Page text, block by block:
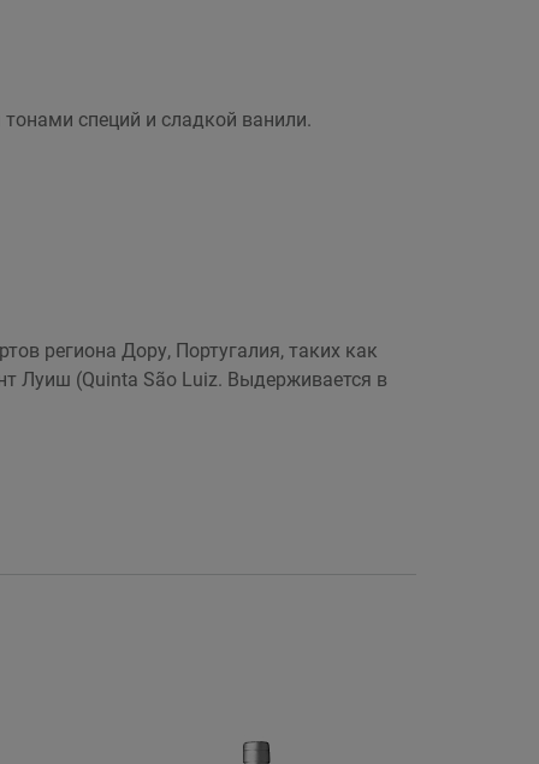
специй и сладкой ванили.
региона Дору, Португалия, таких как
Луиш (Quinta São Luiz. Выдерживается в